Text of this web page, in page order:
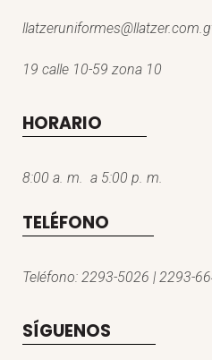
19 calle 10-59 zona 10
HORARIO
8:00 a. m. a 5:00 p. m.
TELÉFONO
Teléfono: 2293-5026 | 2293-
SÍGUENOS